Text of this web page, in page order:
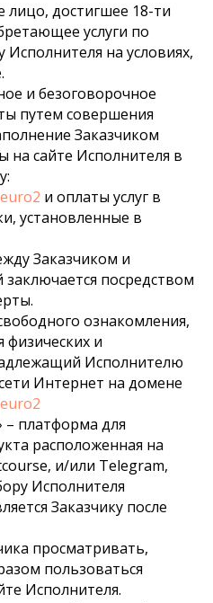
лицо, достигшее 18-ти
услуги по
на условиях,
и безоговорочное
путем совершения
Заказчиком
на сайте Исполнителя в
и оплаты услуг в
установленные в
Заказчиком и
посредством
ознакомления,
физических и
Исполнителю
Интернет на домене
платформа для
расположенная на
и/или Telegram,
Исполнителя
Заказчику после
просматривать,
пользоваться
Исполнителя.